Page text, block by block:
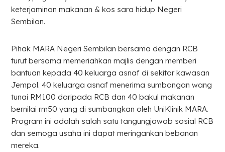
keterjaminan makanan & kos sara hidup Negeri
Sembilan.
Pihak MARA Negeri Sembilan bersama dengan RCB
turut bersama memeriahkan majlis dengan memberi
bantuan kepada 40 keluarga asnaf di sekitar kawasan
Jempol. 40 keluarga asnaf menerima sumbangan wang
tunai RM100 daripada RCB dan 40 bakul makanan
bernilai rm50 yang di sumbangkan oleh UniKlinik MARA.
Program ini adalah salah satu tangungjawab sosial RCB
dan semoga usaha ini dapat meringankan bebanan
mereka.